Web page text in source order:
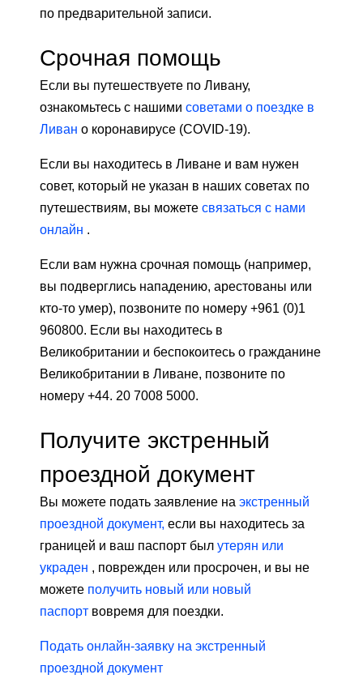
по предварительной записи.
Срочная помощь
Если вы путешествуете по Ливану,
ознакомьтесь с нашими советами о поездке в
Ливан о коронавирусе (COVID-19).
Если вы находитесь в Ливане и вам нужен
совет, который не указан в наших советах по
путешествиям, вы можете связаться с нами
онлайн .
Если вам нужна срочная помощь (например,
вы подверглись нападению, арестованы или
кто-то умер), позвоните по номеру +961 (0)1
960800. Если вы находитесь в
Великобритании и беспокоитесь о гражданине
Великобритании в Ливане, позвоните по
номеру +44. 20 7008 5000.
Получите экстренный
проездной документ
Вы можете подать заявление на экстренный
проездной документ, если вы находитесь за
границей и ваш паспорт был утерян или
украден , поврежден или просрочен, и вы не
можете получить новый или новый
паспорт вовремя для поездки.
Подать онлайн-заявку на экстренный
проездной документ